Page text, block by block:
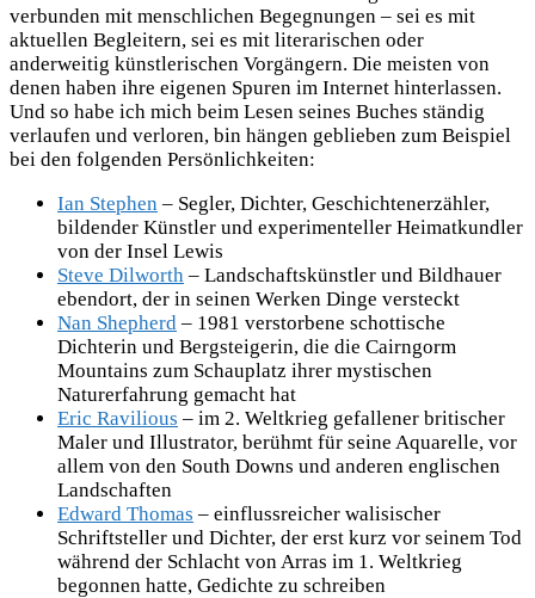
verbunden mit menschlichen Begegnungen – sei es mit
aktuellen Begleitern, sei es mit literarischen oder
anderweitig künstlerischen Vorgängern. Die meisten von
denen haben ihre eigenen Spuren im Internet hinterlassen.
Und so habe ich mich beim Lesen seines Buches ständig
verlaufen und verloren, bin hängen geblieben zum Beispiel
bei den folgenden Persönlichkeiten:
Ian Stephen – Segler, Dichter, Geschichtenerzähler,
bildender Künstler und experimenteller Heimatkundler
von der Insel Lewis
Steve Dilworth – Landschaftskünstler und Bildhauer
ebendort, der in seinen Werken Dinge versteckt
Nan Shepherd – 1981 verstorbene schottische
Dichterin und Bergsteigerin, die die Cairngorm
Mountains zum Schauplatz ihrer mystischen
Naturerfahrung gemacht hat
Eric Ravilious – im 2. Weltkrieg gefallener britischer
Maler und Illustrator, berühmt für seine Aquarelle, vor
allem von den South Downs und anderen englischen
Landschaften
Edward Thomas – einflussreicher walisischer
Schriftsteller und Dichter, der erst kurz vor seinem Tod
während der Schlacht von Arras im 1. Weltkrieg
begonnen hatte, Gedichte zu schreiben